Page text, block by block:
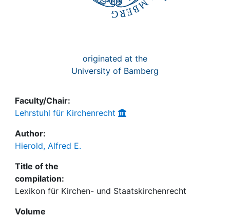
originated at the
University of Bamberg
Faculty/Chair:
Lehrstuhl für Kirchenrecht
Author:
Hierold, Alfred E.
Title of the
compilation:
Lexikon für Kirchen- und Staatskirchenrecht
Volume